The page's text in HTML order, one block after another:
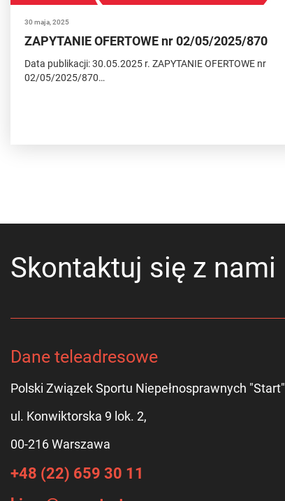
30 maja, 2025
ZAPYTANIE OFERTOWE nr 02/05/2025/870
Data publikacji: 30.05.2025 r. ZAPYTANIE OFERTOWE nr
02/05/2025/870…
Skontaktuj się z nami
Dane teleadresowe
Polski Związek Sportu Niepełnosprawnych "Start"
ul. Konwiktorska 9 lok. 2,
00-216 Warszawa
+48 (22) 659 30 11